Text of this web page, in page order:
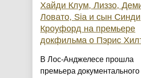
Хайди Клум, Лиззо,
Ловато, Sia и сын Синди
Кроуфорд на премьере
докфильма о Пэрис
В Лос-Анджелесе прошла
премьера документального